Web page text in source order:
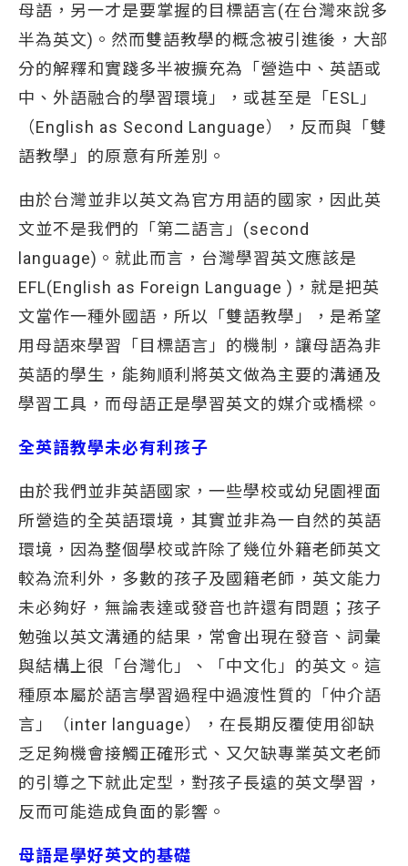
母語，另一才是要掌握的目標語言(在台灣來說多
半為英文)。然而雙語教學的概念被引進後，大部
分的解釋和實踐多半被擴充為「營造中、英語或
中、外語融合的學習環境」，或甚至是「ESL」
（English as Second Language），反而與「雙
語教學」的原意有所差別。
由於台灣並非以英文為官方用語的國家，因此英
文並不是我們的「第二語言」(second
language)。就此而言，台灣學習英文應該是
EFL(English as Foreign Language )，就是把英
文當作一種外國語，所以「雙語教學」，是希望
用母語來學習「目標語言」的機制，讓母語為非
英語的學生，能夠順利將英文做為主要的溝通及
學習工具，而母語正是學習英文的媒介或橋樑。
全英語教學未必有利孩子
由於我們並非英語國家，一些學校或幼兒園裡面
所營造的全英語環境，其實並非為一自然的英語
環境，因為整個學校或許除了幾位外籍老師英文
較為流利外，多數的孩子及國籍老師，英文能力
未必夠好，無論表達或發音也許還有問題；孩子
勉強以英文溝通的結果，常會出現在發音、詞彙
與結構上很「台灣化」、「中文化」的英文。這
種原本屬於語言學習過程中過渡性質的「仲介語
言」（inter language），在長期反覆使用卻缺
乏足夠機會接觸正確形式、又欠缺專業英文老師
的引導之下就此定型，對孩子長遠的英文學習，
反而可能造成負面的影響。
母語是學好英文的基礎